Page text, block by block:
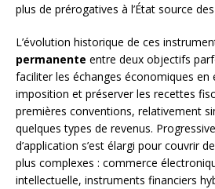
plus de prérogatives à l’État source
L’évolution historique de ces
permanente entre deux objectifs
faciliter les échanges économiques en
imposition et préserver les recettes
premières conventions, relativement
quelques types de revenus.
d’application s’est élargi pour couvrir
plus complexes : commerce
intellectuelle, instruments financiers